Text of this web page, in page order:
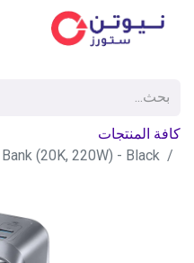
كافة المنتجات
(20K, 220W) - Black